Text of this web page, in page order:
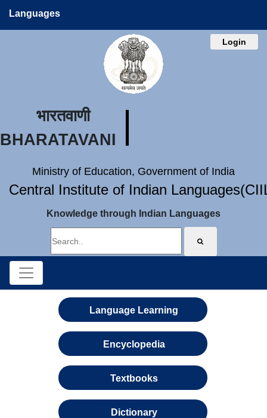
Languages
Login
भारतवाणी
BHARATAVANI
Ministry of Education, Government of India
Central Institute of Indian
Knowledge through Indian Languages
Language Learning
Encyclopedia
Textbooks
Dictionary